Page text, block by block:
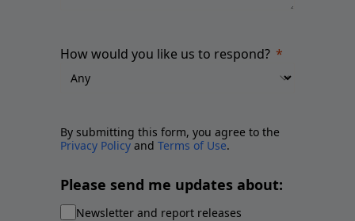
How would you like us to respond?
By submitting this form, you agree to the
Privacy Policy and Terms of Use.
Please send me updates about:
Newsletter and report releases